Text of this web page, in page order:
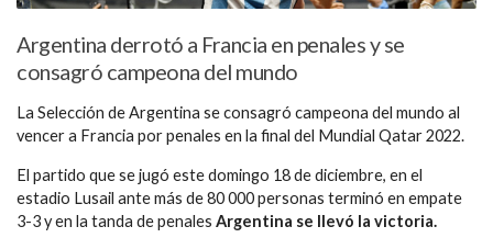
Argentina derrotó a Francia en penales y se
consagró campeona del mundo
La Selección de Argentina se consagró campeona del mundo al
vencer a Francia por penales en la final del Mundial Qatar 2022.
El partido que se jugó este domingo 18 de diciembre, en el
estadio Lusail ante más de 80 000 personas terminó en empate
3-3 y en la tanda de penales Argentina se llevó la victoria.